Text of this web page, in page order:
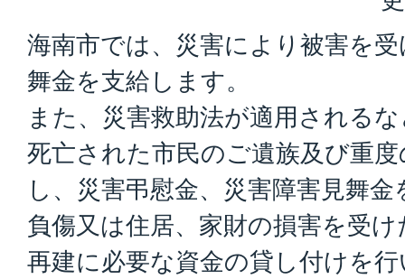
海南市では、災害により被害を
舞金を支給します。
また、災害救助法が適用される
死亡された市民のご遺族及び重
し、災害弔慰金、災害障害見舞
負傷又は住居、家財の損害を受
再建に必要な資金の貸し付けを